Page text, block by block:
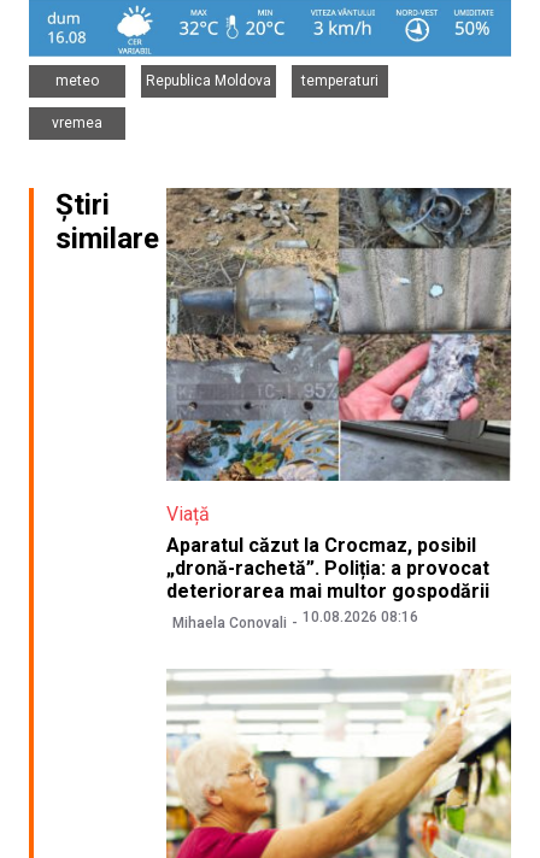
meteo
Republica Moldova
temperaturi
vremea
Știri
similare
Viață
Aparatul căzut la Crocmaz, posibil
„dronă-rachetă”. Poliția: a provocat
deteriorarea mai multor gospodării
Mihaela Conovali 10.08.2026 08:16